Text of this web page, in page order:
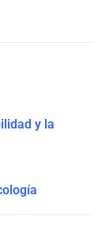
y la